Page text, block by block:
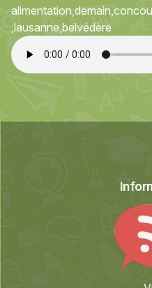
alimentation demain
lausanne belvédère